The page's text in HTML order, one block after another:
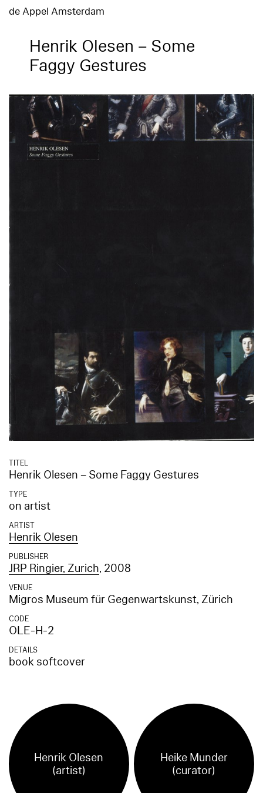
de Appel Amsterdam
Henrik Olesen – Some
Faggy Gestures
TITEL
Henrik Olesen – Some Faggy Gestures
TYPE
on artist
ARTIST
Henrik Olesen
PUBLISHER
JRP Ringier, Zurich, 2008
VENUE
Migros Museum für Gegenwartskunst, Zürich
CODE
OLE-H-2
DETAILS
book softcover
Henrik Olesen
(artist)
Heike Munder
(curator)